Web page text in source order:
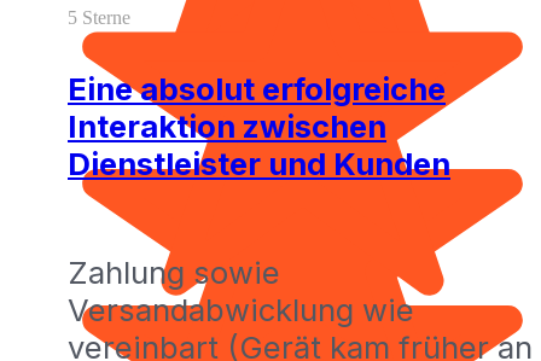
5 Sterne
Eine absolut erfolgreiche
Interaktion zwischen
Dienstleister und Kunden
Zahlung sowie
Versandabwicklung wie
vereinbart (Gerät kam früher an